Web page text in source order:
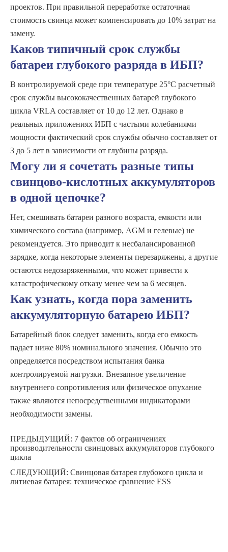
проектов. При правильной переработке остаточная
стоимость свинца может компенсировать до 10% затрат на
замену.
Каков типичный срок службы
батареи глубокого разряда в ИБП?
В контролируемой среде при температуре 25°C расчетный
срок службы высококачественных батарей глубокого
цикла VRLA составляет от 10 до 12 лет. Однако в
реальных приложениях ИБП с частыми колебаниями
мощности фактический срок службы обычно составляет от
3 до 5 лет в зависимости от глубины разряда.
Могу ли я сочетать разные типы
свинцово-кислотных аккумуляторов
в одной цепочке?
Нет, смешивать батареи разного возраста, емкости или
химического состава (например, AGM и гелевые) не
рекомендуется. Это приводит к несбалансированной
зарядке, когда некоторые элементы перезаряжены, а другие
остаются недозаряженными, что может привести к
катастрофическому отказу менее чем за 6 месяцев.
Как узнать, когда пора заменить
аккумуляторную батарею ИБП?
Батарейный блок следует заменить, когда его емкость
падает ниже 80% номинального значения. Обычно это
определяется посредством испытания банка
контролируемой нагрузки. Внезапное увеличение
внутреннего сопротивления или физическое опухание
также являются непосредственными индикаторами
необходимости замены.
ПРЕДЫДУЩИЙ: 7 фактов об ограничениях
производительности свинцовых аккумуляторов глубокого
цикла
СЛЕДУЮЩИЙ: Свинцовая батарея глубокого цикла и
литиевая батарея: техническое сравнение ESS